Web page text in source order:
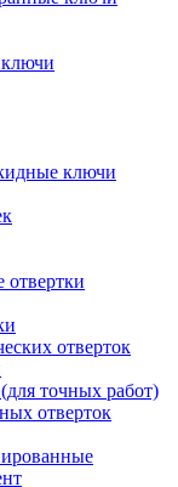
ключи
отвертки
отверток
точных работ)
отверток